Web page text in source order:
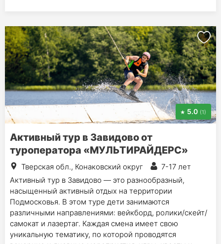
5.0 (1)
Активный тур в Завидово от
туроператора «МУЛЬТИРАЙДЕРС»
Тверская обл., Конаковский округ
7-17 лет
Активный тур в Завидово — это разнообразный,
насыщенный активный отдых на территории
Подмосковья. В этом туре дети занимаются
различными направлениями: вейкборд, ролики/скейт/
самокат и лазертаг. Каждая смена имеет свою
уникальную тематику, по которой проводятся